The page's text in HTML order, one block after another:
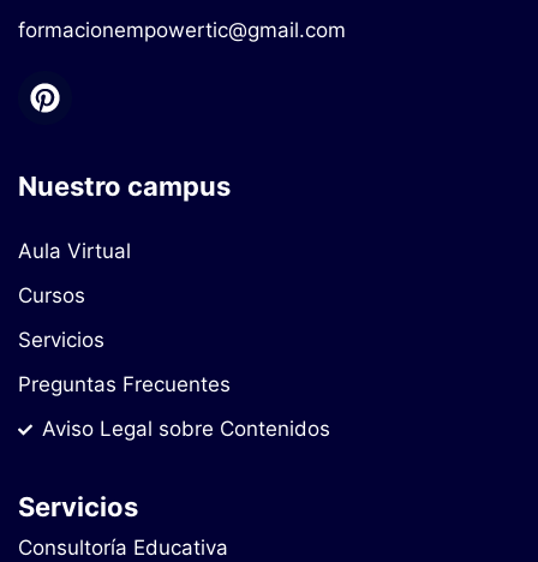
formacionempowertic@gmail.com
Nuestro campus
Aula Virtual
Cursos
Servicios
Preguntas Frecuentes
Aviso Legal sobre Contenidos
Servicios
Consultoría Educativa